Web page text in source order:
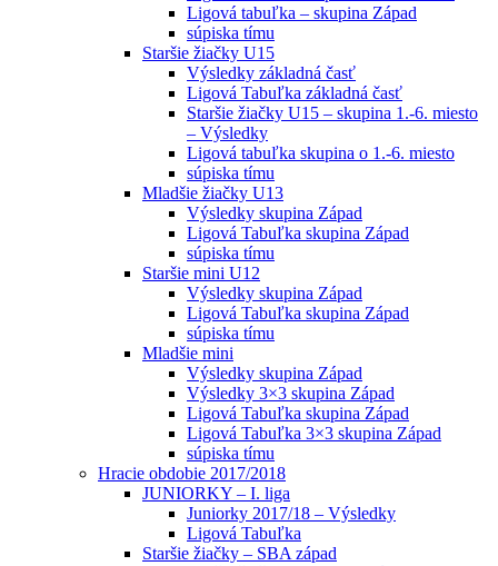
Ligová tabuľka – skupina Západ
súpiska tímu
Staršie žiačky U15
Výsledky základná časť
Ligová Tabuľka základná časť
Staršie žiačky U15 – skupina 1.-6. miesto
– Výsledky
Ligová tabuľka skupina o 1.-6. miesto
súpiska tímu
Mladšie žiačky U13
Výsledky skupina Západ
Ligová Tabuľka skupina Západ
súpiska tímu
Staršie mini U12
Výsledky skupina Západ
Ligová Tabuľka skupina Západ
súpiska tímu
Mladšie mini
Výsledky skupina Západ
Výsledky 3×3 skupina Západ
Ligová Tabuľka skupina Západ
Ligová Tabuľka 3×3 skupina Západ
súpiska tímu
Hracie obdobie 2017/2018
JUNIORKY – I. liga
Juniorky 2017/18 – Výsledky
Ligová Tabuľka
Staršie žiačky – SBA západ